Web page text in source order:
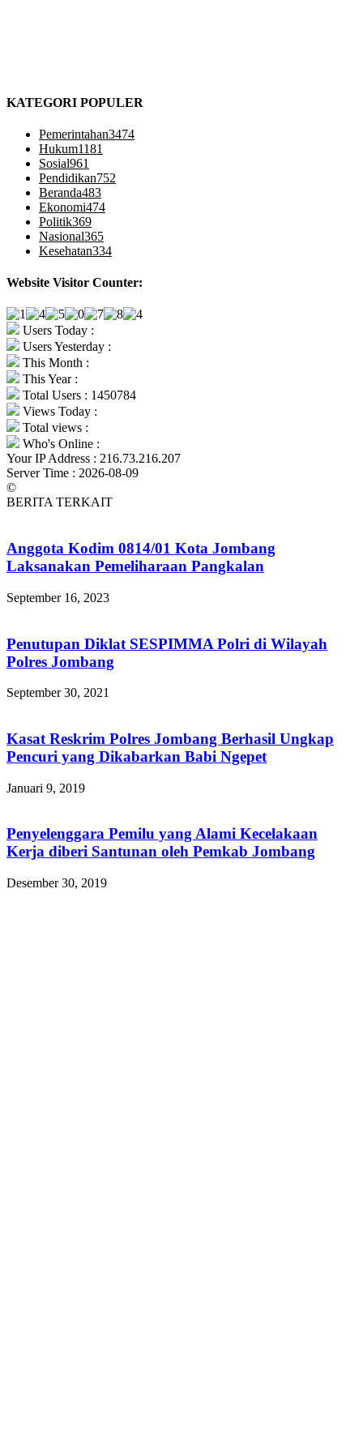
KATEGORI POPULER
Pemerintahan3474
Hukum1181
Sosial961
Pendidikan752
Beranda483
Ekonomi474
Politik369
Nasional365
Kesehatan334
Website Visitor Counter:
Users Today :
Users Yesterday :
This Month :
This Year :
Total Users : 1450784
Views Today :
Total views :
Who's Online :
Your IP Address : 216.73.216.207
Server Time : 2026-08-09
©
BERITA TERKAIT
Anggota Kodim 0814/01 Kota Jombang
Laksanakan Pemeliharaan Pangkalan
September 16, 2023
Penutupan Diklat SESPIMMA Polri di Wilayah
Polres Jombang
September 30, 2021
Kasat Reskrim Polres Jombang Berhasil Ungkap
Pencuri yang Dikabarkan Babi Ngepet
Januari 9, 2019
Penyelenggara Pemilu yang Alami Kecelakaan
Kerja diberi Santunan oleh Pemkab Jombang
Desember 30, 2019